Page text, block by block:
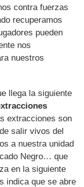
contra fuerzas
recuperamos
pueden
nos
nuestros
llega la siguiente
extracciones son
salir vivos del
a nuestra unidad
Negro… que
en la siguiente
indica que se abre